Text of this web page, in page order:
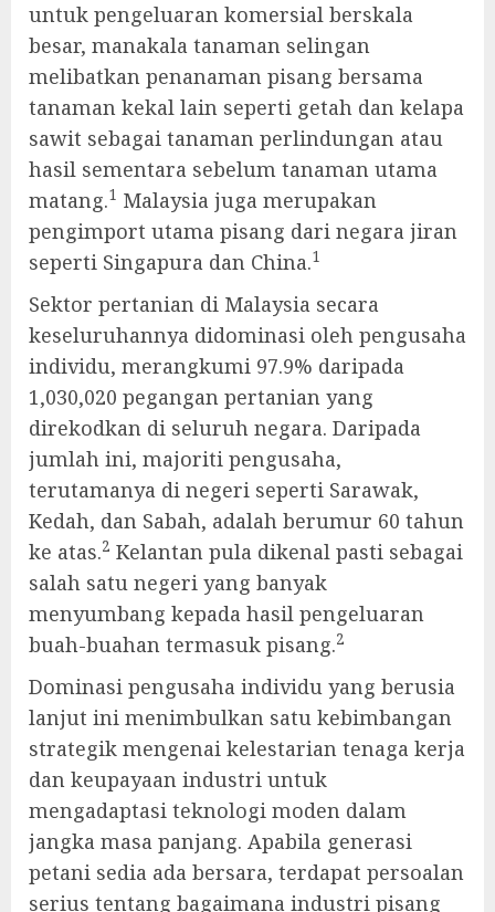
untuk pengeluaran komersial berskala
besar, manakala tanaman selingan
melibatkan penanaman pisang bersama
tanaman kekal lain seperti getah dan kelapa
sawit sebagai tanaman perlindungan atau
hasil sementara sebelum tanaman utama
matang.1 Malaysia juga merupakan
pengimport utama pisang dari negara jiran
seperti Singapura dan China.1
Sektor pertanian di Malaysia secara
keseluruhannya didominasi oleh pengusaha
individu, merangkumi 97.9% daripada
1,030,020 pegangan pertanian yang
direkodkan di seluruh negara. Daripada
jumlah ini, majoriti pengusaha,
terutamanya di negeri seperti Sarawak,
Kedah, dan Sabah, adalah berumur 60 tahun
ke atas.2 Kelantan pula dikenal pasti sebagai
salah satu negeri yang banyak
menyumbang kepada hasil pengeluaran
buah-buahan termasuk pisang.2
Dominasi pengusaha individu yang berusia
lanjut ini menimbulkan satu kebimbangan
strategik mengenai kelestarian tenaga kerja
dan keupayaan industri untuk
mengadaptasi teknologi moden dalam
jangka masa panjang. Apabila generasi
petani sedia ada bersara, terdapat persoalan
serius tentang bagaimana industri pisang